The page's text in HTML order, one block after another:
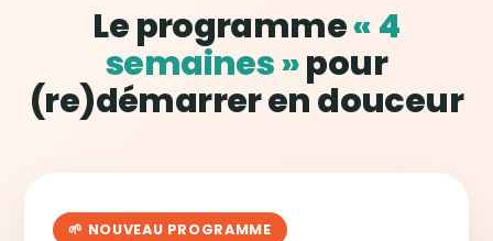
Le programme« 4
semaines »pour
(re)démarrer en douceur
🌱 NOUVEAU PROGRAMME